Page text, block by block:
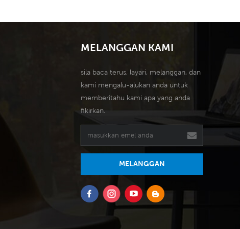
MELANGGAN KAMI
sila baca terus, layari, melanggan, dan
kami mengalu-alukan anda untuk
memberitahu kami apa yang anda
fikirkan.
MELANGGAN